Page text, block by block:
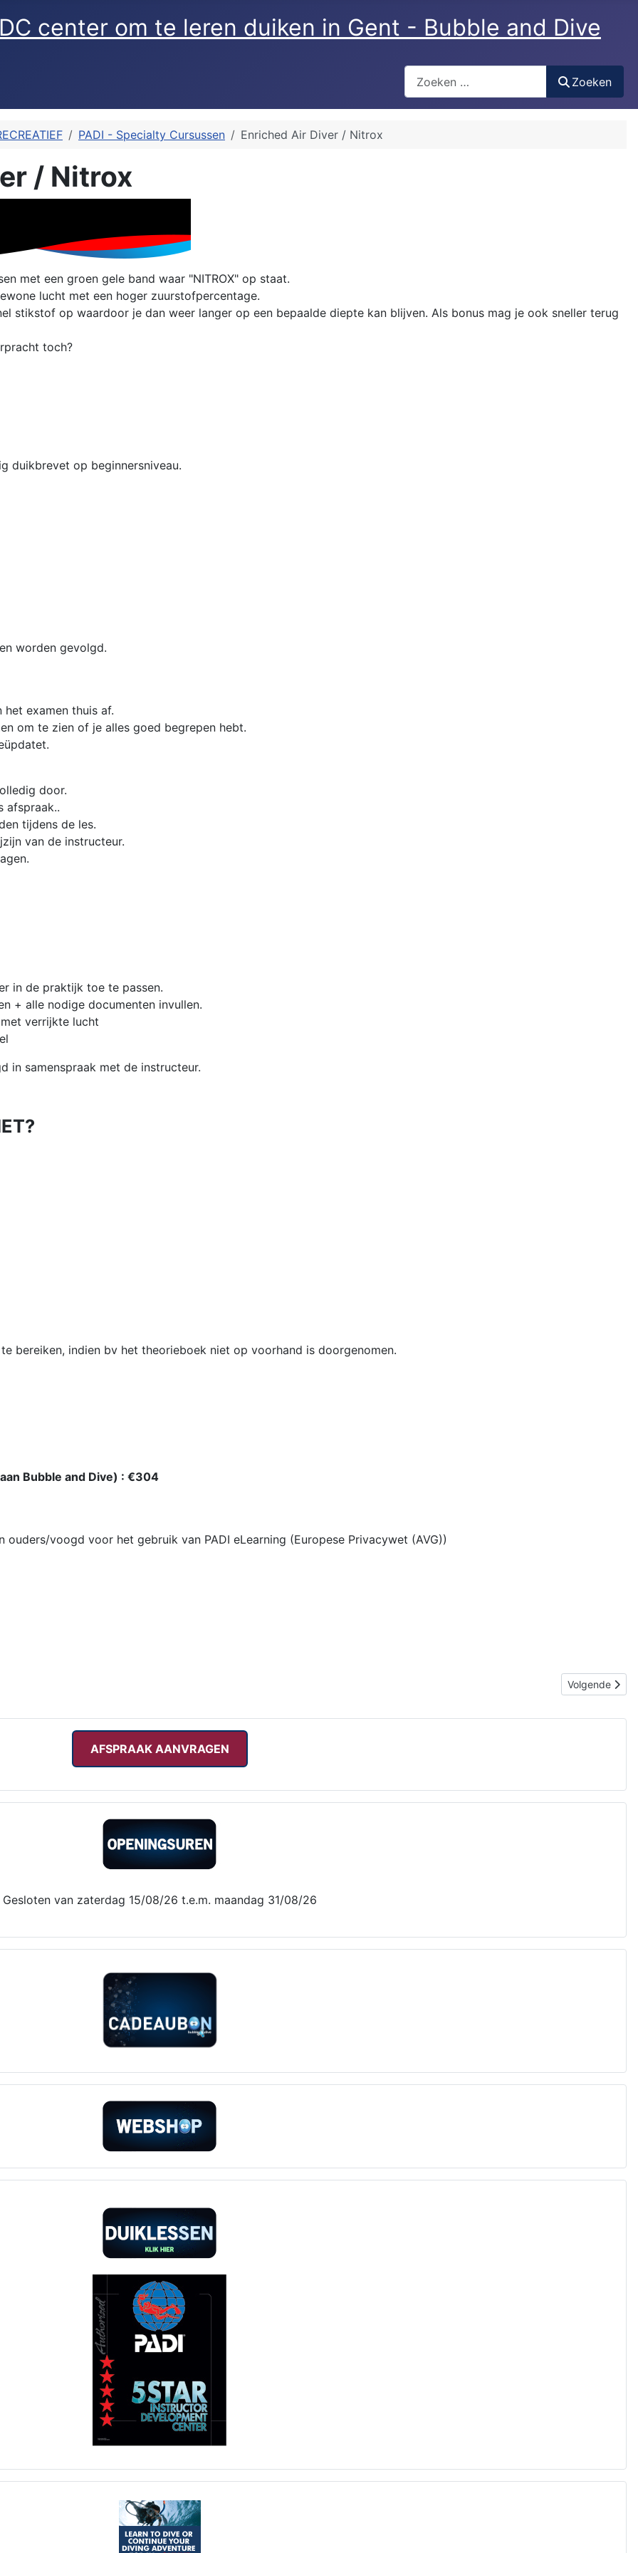
Zoeken
PADI - Specialty Cursussen Enriched Air Diver / Nitrox
/ Nitrox
met een groen gele band waar "NITROX" op staat.
lucht met een hoger zuurstofpercentage.
stikstof op waardoor je dan weer langer op een bepaalde diepte kan blijven. Als bonus mag je ook sneller terug
toch?
duikbrevet op beginnersniveau.
worden gevolgd.
examen thuis af.
om te zien of je alles goed begrepen hebt.
door.
afspraak..
tijdens de les.
van de instructeur.
in de praktijk toe te passen.
+ alle nodige documenten invullen.
verrijkte lucht
in samenspraak met de instructeur.
bereiken, indien bv het theorieboek niet op voorhand is doorgenomen.
Bubble and Dive) : €304
voogd voor het gebruik van PADI eLearning (Europese Privacywet (AVG))
Volgende
Volgende
AFSPRAAK AANVRAGEN
Gesloten van zaterdag 15/08/26 t.e.m. maandag 31/08/26